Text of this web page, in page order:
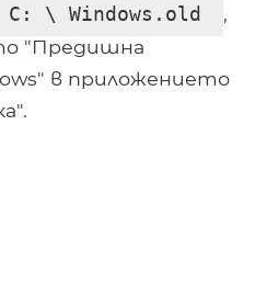
C: \ Windows.old
,
"Предишна
в приложението